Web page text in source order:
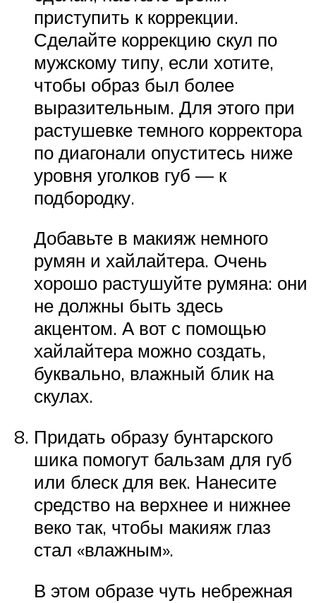
приступить к коррекции.
Сделайте коррекцию скул по
мужскому типу, если хотите,
чтобы образ был более
выразительным. Для этого при
растушевке темного корректора
по диагонали опуститесь ниже
уровня уголков губ — к
подбородку.
Добавьте в макияж немного
румян и хайлайтера. Очень
хорошо растушуйте румяна: они
не должны быть здесь
акцентом. А вот с помощью
хайлайтера можно создать,
буквально, влажный блик на
скулах.
Придать образу бунтарского
шика помогут бальзам для губ
или блеск для век. Нанесите
средство на верхнее и нижнее
веко так, чтобы макияж глаз
стал «влажным».
В этом образе чуть небрежная